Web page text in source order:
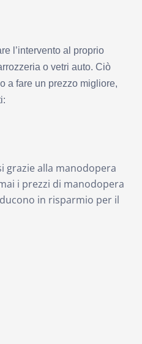
l’intervento al proprio
o vetri auto. Ciò
a fare un prezzo migliore,
grazie alla manodopera
i prezzi di manodopera
in risparmio per il